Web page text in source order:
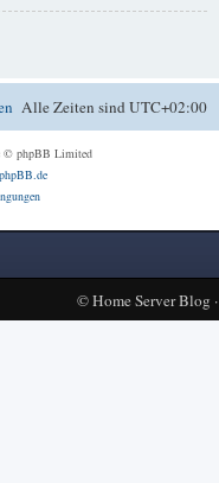
Alle Zeiten sindUTC+02:00
© phpBB Limited
phpBB.de
©Home Server Blog